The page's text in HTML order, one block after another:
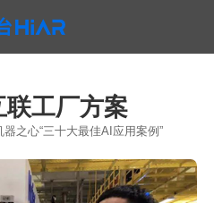
工厂方案
之心“三十大最佳AI应用案例”